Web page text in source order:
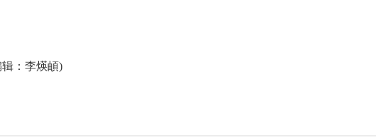
辑 ：李煐頔)